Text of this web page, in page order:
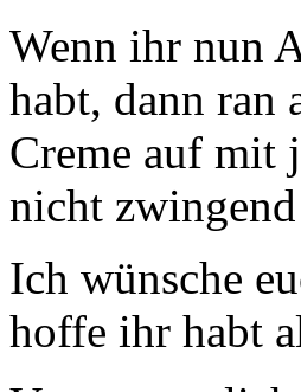
Wenn ihr nun
habt, dann ran
Creme auf mit
nicht
Ich wünsche
hoffe ihr habt